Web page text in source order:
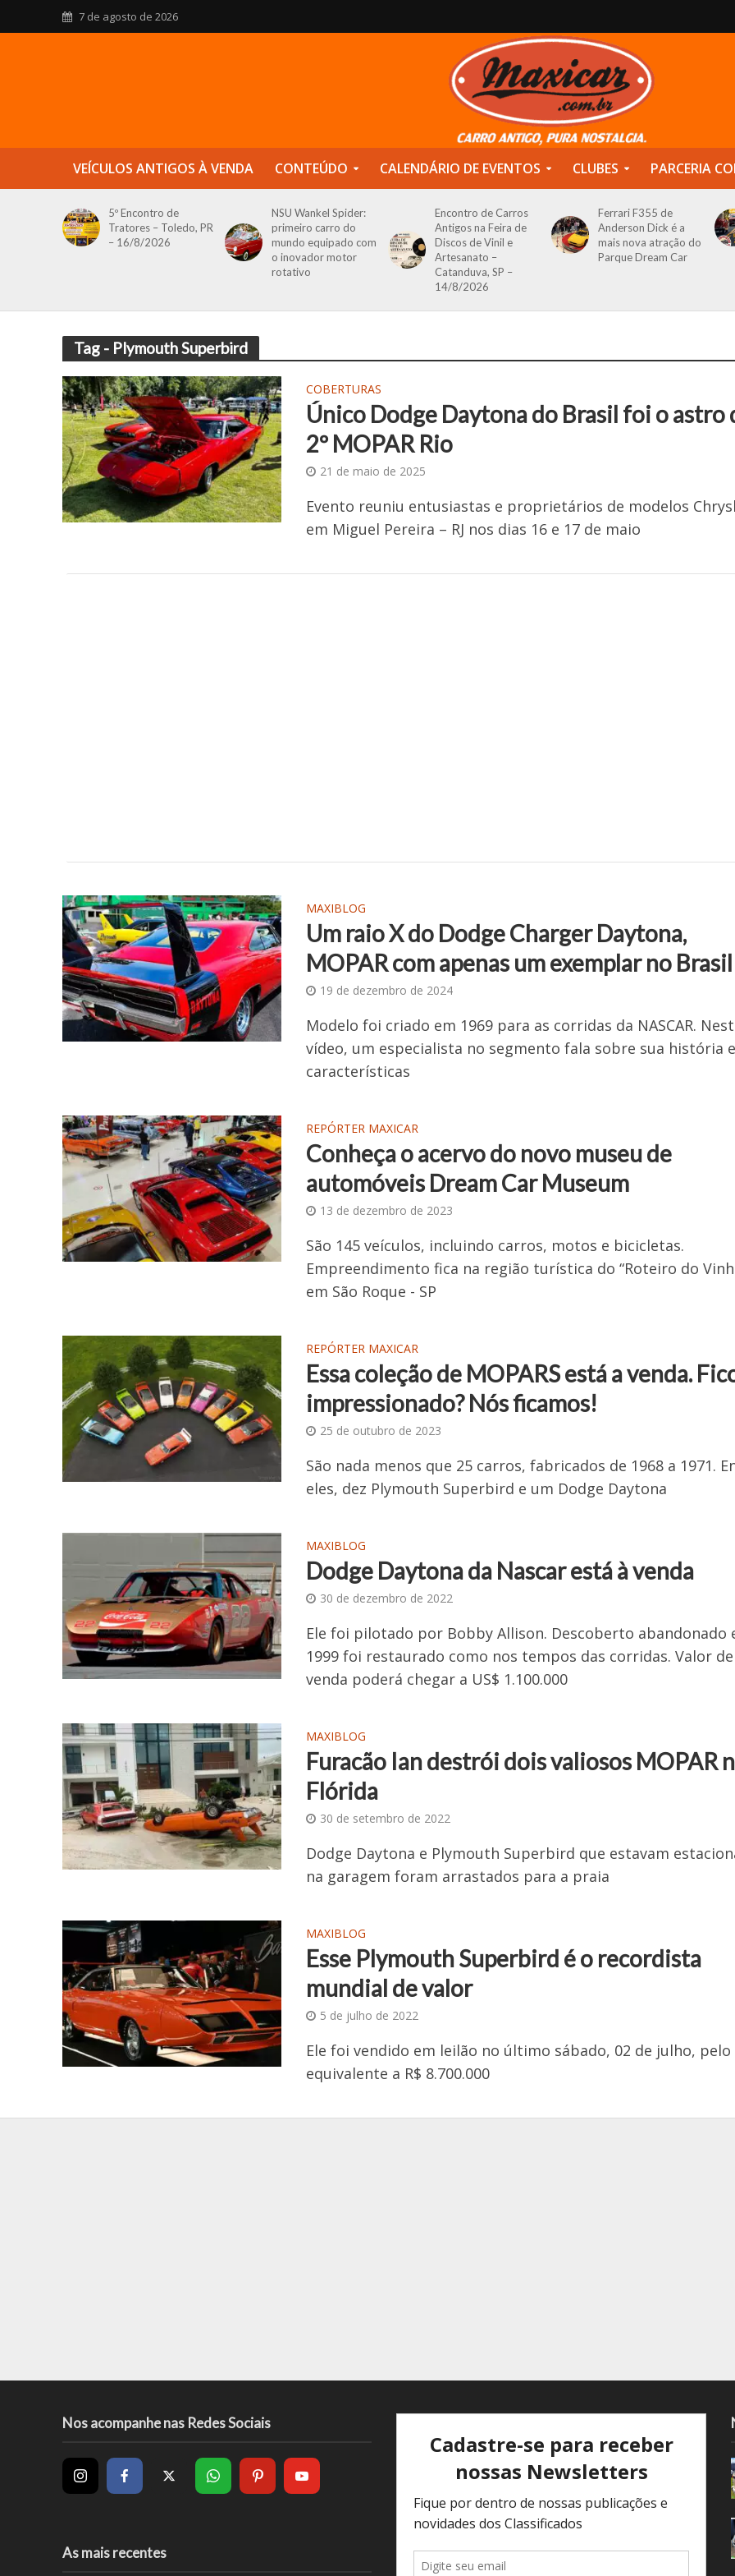
7 de agosto de 2026
VEÍCULOS ANTIGOS À VENDA CONTEÚDO CALENDÁRIO DE EVENTOS CLUBES PARCERIA
5º Encontro de
Tratores – Toledo, PR
– 16/8/2026
NSU Wankel Spider:
primeiro carro do
mundo equipado com
o inovador motor
rotativo
Encontro de Carros
Antigos na Feira de
Discos de Vinil e
Artesanato –
Catanduva, SP –
14/8/2026
Ferrari F355 de
Anderson Dick é a
mais nova atração do
Parque Dream Car
Tag - Plymouth Superbird
COBERTURAS
Único Dodge Daytona do Brasil foi o astro
2º MOPAR Rio
21 de maio de 2025
Evento reuniu entusiastas e proprietários de modelos
em Miguel Pereira – RJ nos dias 16 e 17 de maio
MAXIBLOG
Um raio X do Dodge Charger Daytona,
MOPAR com apenas um exemplar no Brasil
19 de dezembro de 2024
Modelo foi criado em 1969 para as corridas da NASCAR.
vídeo, um especialista no segmento fala sobre sua história
características
REPÓRTER MAXICAR
Conheça o acervo do novo museu de
automóveis Dream Car Museum
13 de dezembro de 2023
São 145 veículos, incluindo carros, motos e bicicletas.
Empreendimento fica na região turística do “Roteiro do
em São Roque - SP
REPÓRTER MAXICAR
Essa coleção de MOPARS está a venda.
impressionado? Nós ficamos!
25 de outubro de 2023
São nada menos que 25 carros, fabricados de 1968 a 1971.
eles, dez Plymouth Superbird e um Dodge Daytona
MAXIBLOG
Dodge Daytona da Nascar está à venda
30 de dezembro de 2022
Ele foi pilotado por Bobby Allison. Descoberto abandonado
1999 foi restaurado como nos tempos das corridas. Valor de
venda poderá chegar a US$ 1.100.000
MAXIBLOG
Furacão Ian destrói dois valiosos MOPAR
Flórida
30 de setembro de 2022
Dodge Daytona e Plymouth Superbird que estavam
na garagem foram arrastados para a praia
MAXIBLOG
Esse Plymouth Superbird é o recordista
mundial de valor
5 de julho de 2022
Ele foi vendido em leilão no último sábado, 02 de julho, pelo
equivalente a R$ 8.700.000
Nos acompanhe nas Redes Sociais
As mais recentes